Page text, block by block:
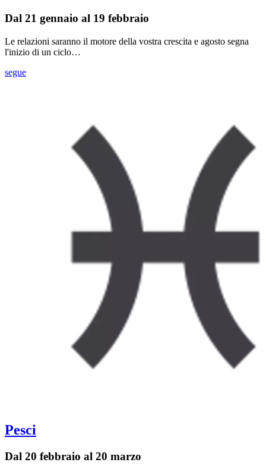
Dal 21 gennaio al 19 febbraio
Le relazioni saranno il motore della vostra crescita e agosto segna
l'inizio di un ciclo…
segue
Pesci
Dal 20 febbraio al 20 marzo